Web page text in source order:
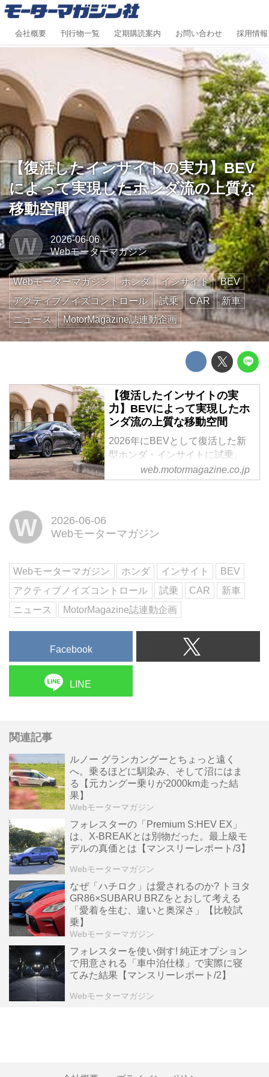
会社概要 刊行物一覧 定期購読案内 お問い合わせ 採用情報
【復活したインサイトの実力】BEV
によって実現したホンダ流の上質な
移動空間
W
2026-06-06
Webモーターマガジン
Webモーターマガジン ホンダ インサイト
BEV
アクティブノイズコントロール
試乗 CAR
新車
ニュース
MotorMagazine誌連動企画
【復活したインサイトの実
力】BEVによって実現したホ
ンダ流の上質な移動空間
2026年にBEVとして復活した新
型ホンダ・インサイトに試乗。
204ps/310Nmを発生するモータ
ーによる滑らかな加速や、周波数
間」を体感することができた。
web.motormagazine.co.jp
W
2026-06-06
Webモーターマガジン
Webモーターマガジン ホンダ インサイト
BEV
アクティブノイズコントロール
試乗 CAR
新車
ニュース
MotorMagazine誌連動企画
Facebook
LINE
関連記事
ルノー グランカングーとちょっと遠く
へ。乗るほどに馴染み、そして沼にはま
る【元カングー乗りが2000km走った結
果】
Webモーターマガジン
フォレスターの「Premium S:HEV EX」
は、X-BREAKとは別物だった。最上級モ
デルの真価とは【マンスリーレポート/3】
Webモーターマガジン
なぜ「ハチロク」は愛されるのか? トヨタ
GR86×SUBARU BRZをとおして考える
「愛着を生む、違いと奥深さ」【比較試
乗】
Webモーターマガジン
フォレスターを使い倒す! 純正オプション
で用意される「車中泊仕様」で実際に寝
てみた結果【マンスリーレポート/2】
Webモーターマガジン